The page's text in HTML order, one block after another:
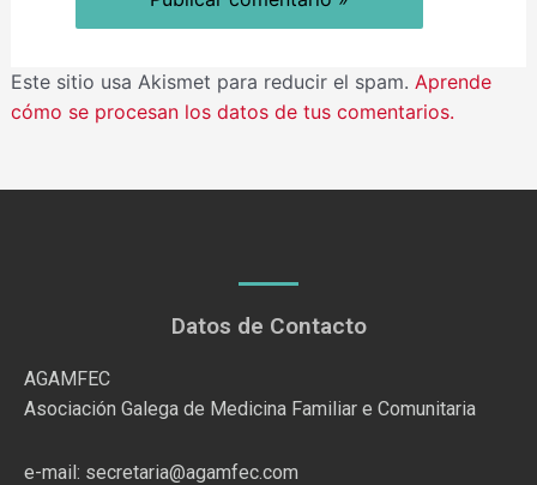
Este sitio usa Akismet para reducir el spam. Aprende
cómo se procesan los datos de tus comentarios.
Datos de Contacto
AGAMFEC
Asociación Galega de Medicina Familiar e Comunitaria
e-mail: secretaria@agamfec.com